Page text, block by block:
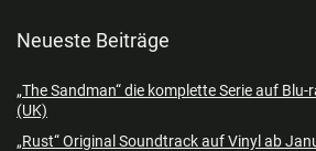
Neueste Beiträge
„The Sandman“ die komplette Serie auf
(UK)
„Rust“ Original Soundtrack auf Vinyl ab